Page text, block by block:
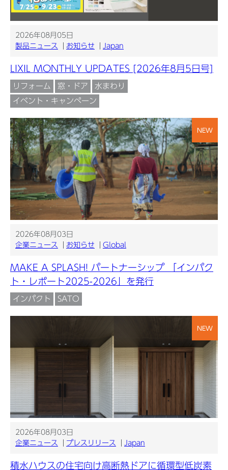
2026年08月05日
製品ニュース
お知らせ Japan
LIXIL MONTHLY UPDATES [2026年8月5日号]
リフォーム 窓・ドア
水まわり
イベント・キャンペーン
NEW
2026年08月03日
企業ニュース
お知らせ Global
MAKE A SPLASH! パートナーシップ 「インパク
ト・レポート2025-2026」を発行
インパクト SATO
NEW
2026年08月03日
企業ニュース
プレスリリース Japan
積水ハウスの住宅向け高断熱ドアに循環型低炭素